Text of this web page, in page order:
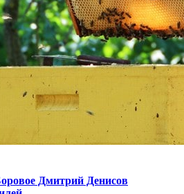
Дмитрий Денисов